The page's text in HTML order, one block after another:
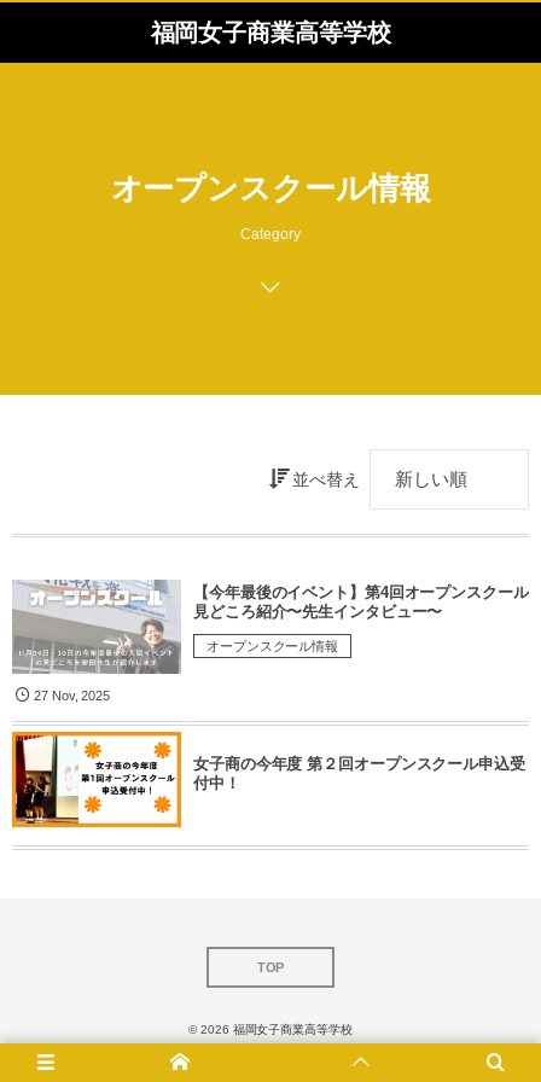
福岡女子商業高等学校
オープンスクール情報
Category
並べ替え
【今年最後のイベント】第4回オープンスクール
見どころ紹介〜先生インタビュー〜
オープンスクール情報
27 Nov,2025
女子商の今年度 第２回オープンスクール申込受
付中！
TOP
© 2026 福岡女子商業高等学校